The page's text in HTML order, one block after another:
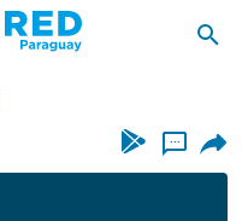
...